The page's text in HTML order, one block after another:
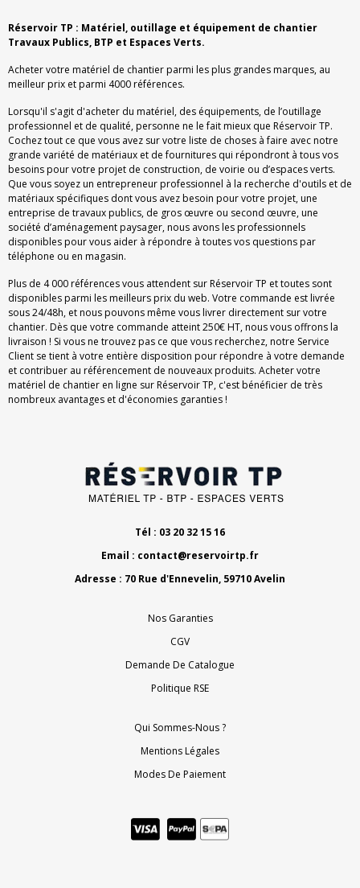
Réservoir TP : Matériel, outillage et équipement de chantier
Travaux Publics, BTP et Espaces Verts.
Acheter votre matériel de chantier parmi les plus grandes marques, au
meilleur prix et parmi 4000 références.
Lorsqu'il s'agit d'acheter du matériel, des équipements, de l’outillage
professionnel et de qualité, personne ne le fait mieux que Réservoir TP.
Cochez tout ce que vous avez sur votre liste de choses à faire avec notre
grande variété de matériaux et de fournitures qui répondront à tous vos
besoins pour votre projet de construction, de voirie ou d’espaces verts.
Que vous soyez un entrepreneur professionnel à la recherche d'outils et de
matériaux spécifiques dont vous avez besoin pour votre projet, une
entreprise de travaux publics, de gros œuvre ou second œuvre, une
société d’aménagement paysager, nous avons les professionnels
disponibles pour vous aider à répondre à toutes vos questions par
téléphone ou en magasin.
Plus de 4 000 références vous attendent sur Réservoir TP et toutes sont
disponibles parmi les meilleurs prix du web. Votre commande est livrée
sous 24/48h, et nous pouvons même vous livrer directement sur votre
chantier. Dès que votre commande atteint 250€ HT, nous vous offrons la
livraison ! Si vous ne trouvez pas ce que vous recherchez, notre Service
Client se tient à votre entière disposition pour répondre à votre demande
et contribuer au référencement de nouveaux produits. Acheter votre
matériel de chantier en ligne sur Réservoir TP, c'est bénéficier de très
nombreux avantages et d'économies garanties !
Tél : 03 20 32 15 16
Email : contact@reservoirtp.fr
Adresse : 70 Rue d'Ennevelin, 59710 Avelin
Nos Garanties
CGV
Demande De Catalogue
Politique RSE
Qui Sommes-Nous ?
Mentions Légales
Modes De Paiement